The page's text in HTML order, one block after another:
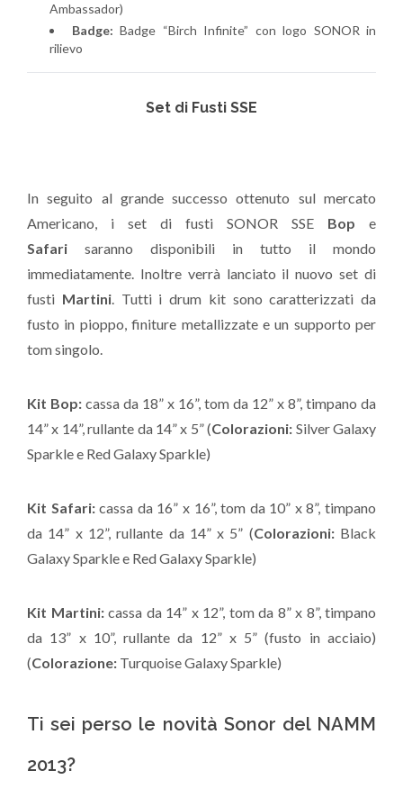
Ambassador)
Badge: Badge “Birch Infinite” con logo SONOR in
rilievo
Set di Fusti SSE
In seguito al grande successo ottenuto sul mercato
Americano, i set di fusti SONOR SSE Bop e
Safari saranno disponibili in tutto il mondo
immediatamente. Inoltre verrà lanciato il nuovo set di
fusti Martini. Tutti i drum kit sono caratterizzati da
fusto in pioppo, finiture metallizzate e un supporto per
tom singolo.
Kit Bop: cassa da 18” x 16”, tom da 12” x 8”, timpano da
14” x 14”, rullante da 14” x 5” (Colorazioni: Silver Galaxy
Sparkle e Red Galaxy Sparkle)
Kit Safari:cassa da 16” x 16”, tom da 10” x 8”, timpano
da 14” x 12”, rullante da 14” x 5” (Colorazioni:Black
Galaxy Sparkle e Red Galaxy Sparkle)
Kit Martini: cassa da 14” x 12”, tom da 8” x 8”, timpano
da 13” x 10”, rullante da 12” x 5” (fusto in acciaio)
(Colorazione: Turquoise Galaxy Sparkle)
Ti sei perso le novità Sonor del NAMM
2013?